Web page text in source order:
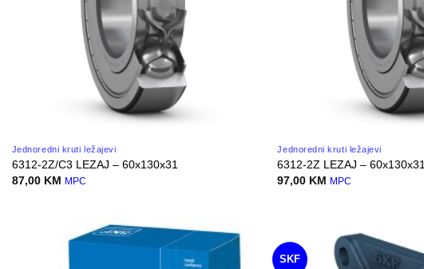
Jednoredni kruti ležajevi
6312-2Z/C3 LEZAJ – 60x130x31
87,00 KM MPC
Jednoredni kruti ležajevi
6312-2Z LEZAJ – 60x130x31
97,00 KM MPC
SKF